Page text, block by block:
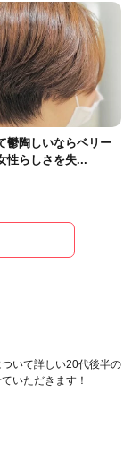
鬱陶しいならベリー
性らしさを失...
ついて詳しい20代後半の
いただきます！